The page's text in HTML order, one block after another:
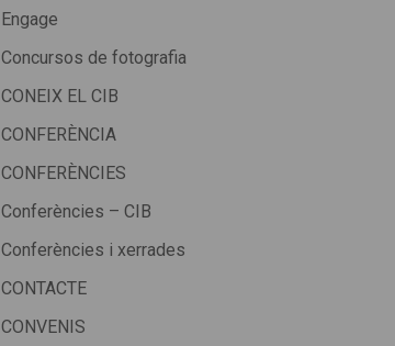
Engage
Concursos de fotografia
CONEIX EL CIB
CONFERÈNCIA
CONFERÈNCIES
Conferències – CIB
Conferències i xerrades
CONTACTE
CONVENIS